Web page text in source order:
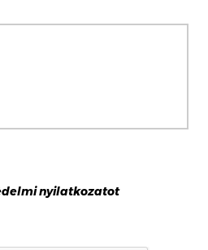
nyilatkozatot